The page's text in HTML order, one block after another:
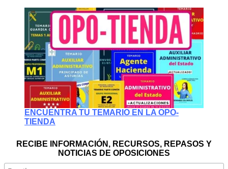
ENCUENTRA TU TEMARIO EN LA OPO-
TIENDA
RECIBE INFORMACIÓN, RECURSOS, REPASOS Y
NOTICIAS DE OPOSICIONES